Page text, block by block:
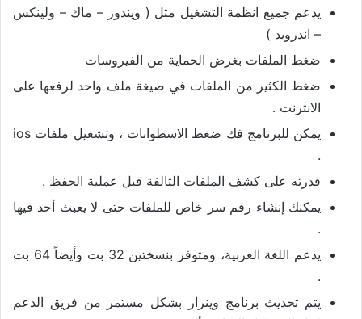
يدعم جميع انظمة التشغيل مثل ( ويندوز – ماك – ولينكس
– اندرويد )
ضغط الملفات بغرض الحماية من الفيروسات
ضغط الكثير من الملفات في صيغة ملف واحد لرفعها على
الانترنت .
يمكن للبرنامج فك ضغط الاسطوانات ، وتشغيل ملفات ios
.
قدرته على كشف الملفات التالفة قبل عملية الحفظ .
يمكنك إنشاء رقم سر خاص للملفات حتى لا يعبث أحد فيها
.
يدعم اللغة العربية، ومتوفر بنسختين 32 بت وأيضاً 64 بت
.
يتم تحديث برنامج وينرار بشكل مستمر من فريق الدعم